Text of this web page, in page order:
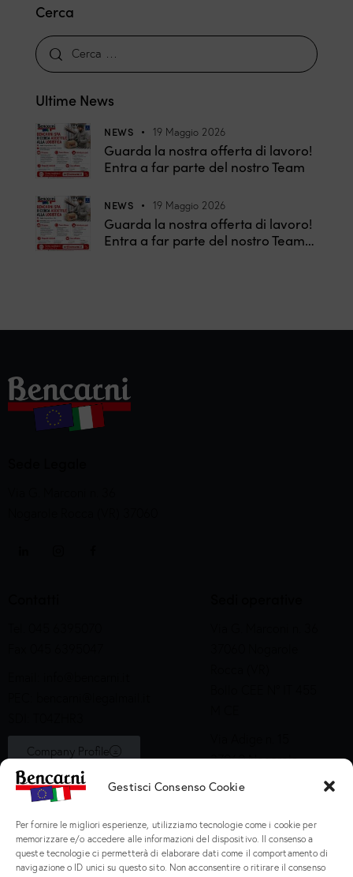
Gestisci Consenso Cookie
Per fornire le migliori esperienze, utilizziamo tecnologie come i cookie per
memorizzare e/o accedere alle informazioni del dispositivo. Il consenso a
queste tecnologie ci permetterà di elaborare dati come il comportamento di
navigazione o ID unici su questo sito. Non acconsentire o ritirare il consenso
Cerca
Ultime News
NEWS 19 Maggio 2026
Guarda la nostra offerta di lavoro!
Entra a far parte del nostro Team
NEWS 19 Maggio 2026
Guarda la nostra offerta di lavoro!
Entra a far parte del nostro Team…
Company Profile
37060 Nogarole
Rocca (VR)
Prodotti
Macinati